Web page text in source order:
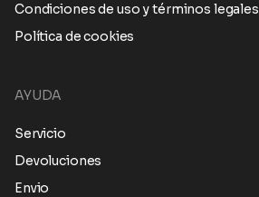
Condiciones de uso y términos legales
Política de cookies
AYUDA
Servicio
Devoluciones
Envio